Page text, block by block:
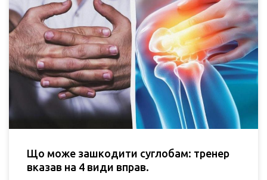
Що може зашкодити суглобам: тренер
вказав на 4 види вправ.